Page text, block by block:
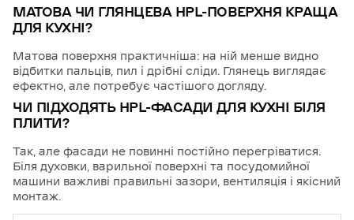
МАТОВА ЧИ ГЛЯНЦЕВА HPL-ПОВЕРХНЯ КРАЩА
ДЛЯ КУХНІ?
Матова поверхня практичніша: на ній менше видно
відбитки пальців, пил і дрібні сліди. Глянець виглядає
ефектно, але потребує частішого догляду.
ЧИ ПІДХОДЯТЬ HPL-ФАСАДИ ДЛЯ КУХНІ БІЛЯ
ПЛИТИ?
Так, але фасади не повинні постійно перегріватися.
Біля духовки, варильної поверхні та посудомийної
машини важливі правильні зазори, вентиляція і якісний
монтаж.